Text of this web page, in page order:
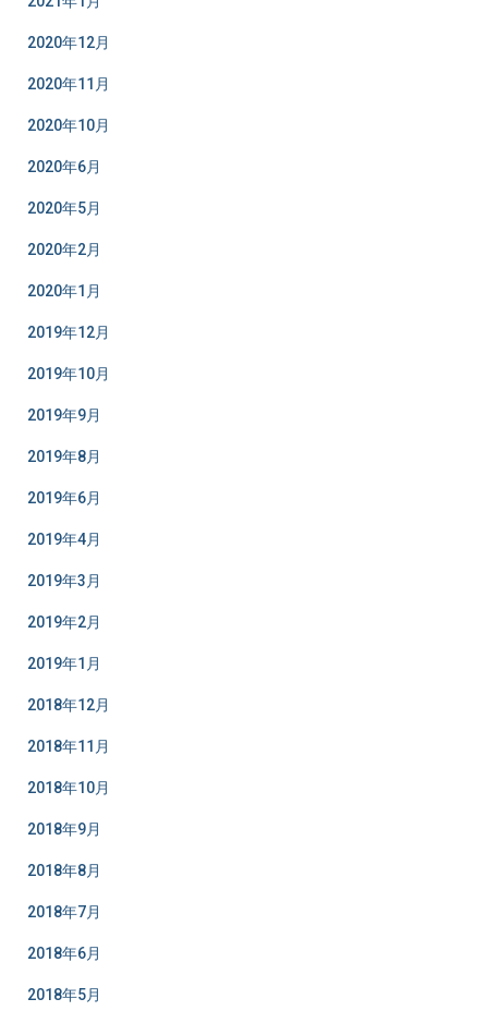
2020年12月
2020年11月
2020年10月
2020年6月
2020年5月
2020年2月
2020年1月
2019年12月
2019年10月
2019年9月
2019年8月
2019年6月
2019年4月
2019年3月
2019年2月
2019年1月
2018年12月
2018年11月
2018年10月
2018年9月
2018年8月
2018年7月
2018年6月
2018年5月